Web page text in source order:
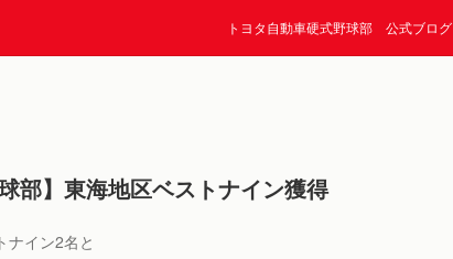
トヨタ自動車硬式野球部 公式ブログ
部】東海地区ベストナイン獲得
ナイン2名と